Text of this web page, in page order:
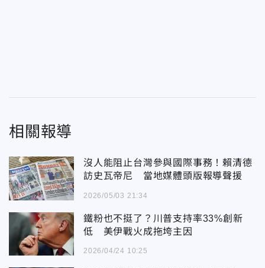
相關報導
沒人能阻止台灣參與國際事務！賴清德
訪史瓦帝尼 當地媒體頭版報導聲援
2026/05/03 21:34
鐵粉也不挺了？川普支持率33%創新
低 美伊戰火成拖垮主因
2026/04/24 10:25